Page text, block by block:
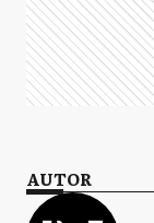
AUTOR